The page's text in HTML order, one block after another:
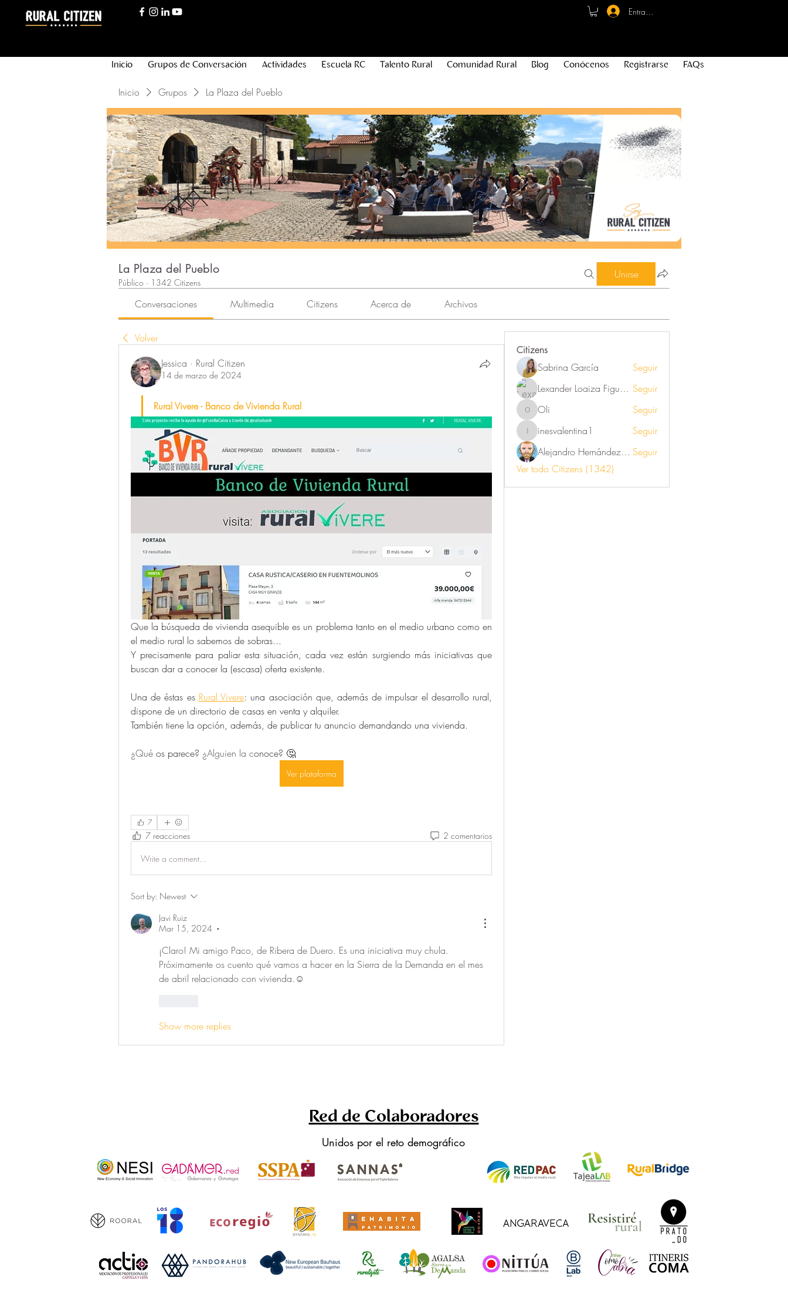
Entrar - Registro
Inicio Grupos de Conversación Actividades Escuela RC Talento Rural Comunidad Rural Blog Conócenos Registrarse FAQs
Inicio Grupos La Plaza del Pueblo
La Plaza del Pueblo
Público · 1342 Citizens
Unirse
Conversaciones Multimedia Citizens Acerca de Archivos
Volver
Jessica · Rural Citizen
14 de marzo de 2024
Rural Vivere - Banco de Vivienda Rural
Que la búsqueda de vivienda asequible es un problema tanto en el medio urbano como en
el medio rural lo sabemos de sobras...
Y precisamente para paliar esta situación, cada vez están surgiendo más iniciativas que
buscan dar a conocer la (escasa) oferta existente.
Una de éstas es Rural Vivere: una asociación que, además de impulsar el desarrollo rural,
dispone de un directorio de casas en venta y alquiler.
También tiene la opción, además, de publicar tu anuncio demandando una vivienda.
¿Qué os parece? ¿Alguien la conoce? 🤔
Ver plataforma
7
7 reacciones 2 comentarios
Write a comment...
Sort by: Newest
Javi Ruiz
Mar 15, 2024
•
¡Claro! Mi amigo Paco, de Ribera de Duero. Es una iniciativa muy chula.
Próximamente os cuento qué vamos a hacer en la Sierra de la Demanda en el mes
de abril relacionado con vivienda.☺
Show more replies
Citizens
Sabrina García
Seguir
Lexander Loaiza Figueroa Seguir
Oli Oli Seguir
inesvalentina1
inesvalentina1
Seguir
Alejandro Hernández Renner Seguir
Ver todo Citizens (1342)
Red de Colaboradores
Unidos por el reto demográfico